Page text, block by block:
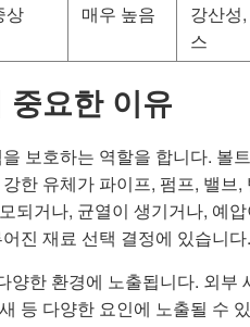
상 매우 높음
강산성
스
요한 이유
보호하는 역할을 합니다. 볼
한 유체가 파이프, 펌프, 밸브
되거나, 균열이 생기거나, 예
진 재료 선택 결정에 있습니다.
한 환경에 노출됩니다. 외부
등 다양한 요인에 노출될 수